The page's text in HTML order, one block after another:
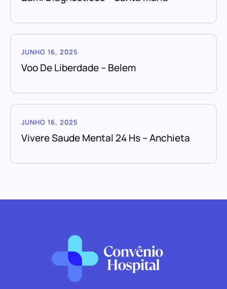
JUNHO 16, 2025
Voo De Liberdade – Belem
JUNHO 16, 2025
Vivere Saude Mental 24 Hs – Anchieta